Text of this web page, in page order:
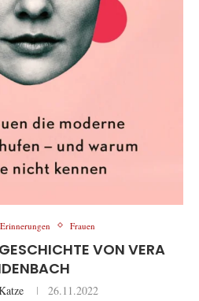
Frauen
VON VERA
26.11.2022